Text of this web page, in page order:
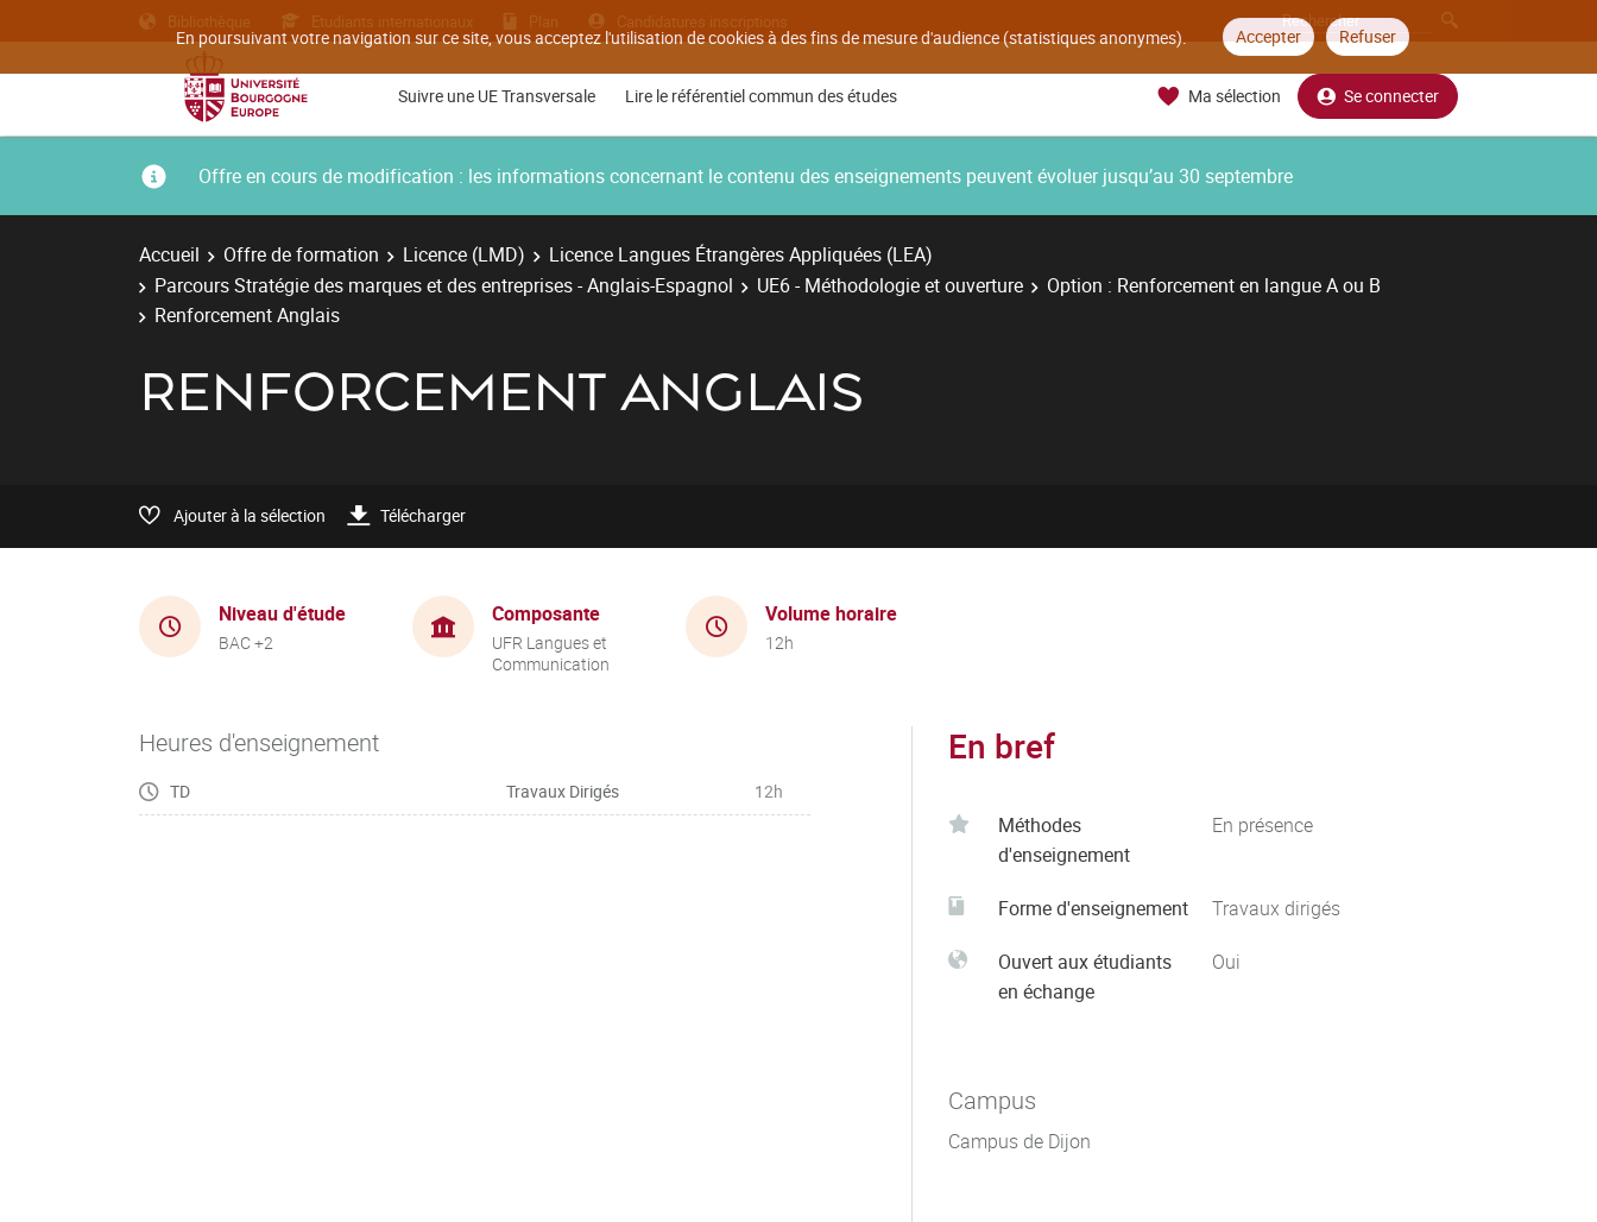
En poursuivant votre navigation sur ce site, vous acceptez l'utilisation de cookies à des fins de mesure d'audience (statistiques anonymes). Accepter Refuser
Bibliothèque Etudiants internationaux Plan Candidatures inscriptions
Suivre une UE Transversale Lire le référentiel commun des études Ma sélection Se connecter
Offre en cours de modification : les informations concernant le contenu des enseignements peuvent évoluer jusqu’au 30 septembre
Accueil Offre de formation Licence (LMD)
Licence Langues Étrangères Appliquées (LEA)
Parcours Stratégie des marques et des entreprises - Anglais-Espagnol
UE6 - Méthodologie et ouverture
Option : Renforcement en langue A ou B
Renforcement Anglais
RENFORCEMENT ANGLAIS
Ajouter à la sélection Télécharger
Niveau d'étude
BAC +2
Composante
UFR Langues et
Communication
Volume horaire
12h
Heures d'enseignement
TD Travaux Dirigés 12h
En bref
Méthodes
d'enseignement
En présence
Forme d'enseignement Travaux dirigés
Ouvert aux étudiants
en échange
Oui
Campus
Campus de Dijon